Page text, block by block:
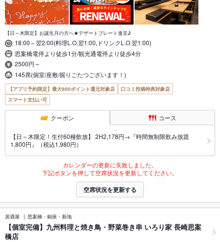
【日～木限定】お誕生月の方へ★デザートプレート進呈♪
18:00～翌2:00(料理L.O.翌1:00,ドリンクL.O.翌1:00)
思案橋電停より徒歩1分/観光通電停より徒歩4分
2500円～
145席(個室/座敷/掘りごたつございます！)
【アプリ予約限定】最大800ポイント還元対象店
口コミ投稿特典対象店
スマート支払い可
クーポン コース
【日～木限定！生付60種飲放】 2H2,178円→『時間無制限飲み放題
1,800円』（税込1,980円）
カレンダーの更新に失敗しました。
下記ボタンを押して空席状況を更新してください。
空席状況を更新する
居酒屋 思案橋・銅座・新地
【個室完備】九州料理と焼き鳥・野菜巻き串 いろり家 長崎思案
橋店